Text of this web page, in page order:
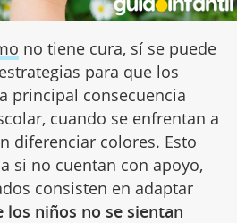
no tiene cura, sí se puede
para que los
principal consecuencia
cuando se enfrentan a
diferenciar colores. Esto
si no cuentan con apoyo,
consisten en adaptar
los niños no se sientan